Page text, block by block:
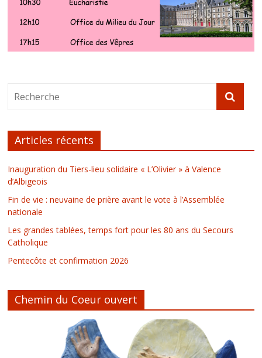
Articles récents
Inauguration du Tiers-lieu solidaire « L’Olivier » à Valence
d’Albigeois
Fin de vie : neuvaine de prière avant le vote à l’Assemblée
nationale
Les grandes tablées, temps fort pour les 80 ans du Secours
Catholique
Pentecôte et confirmation 2026
Chemin du Coeur ouvert